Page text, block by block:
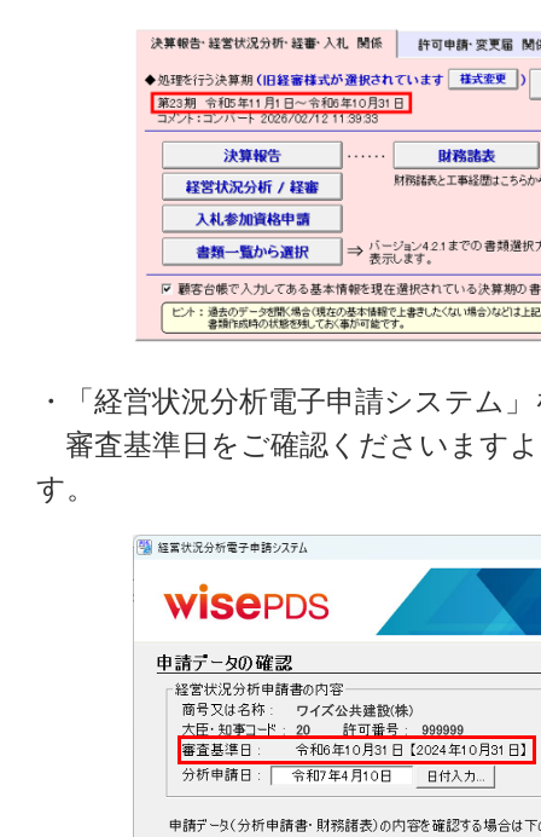
・「経営状況分析電子申請システム
審査基準日をご確認くださいます
す。